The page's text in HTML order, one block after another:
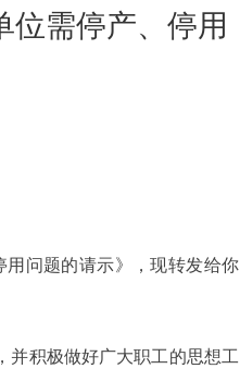
需停产、停用
问题的请示》，现转发给你
积极做好广大职工的思想工